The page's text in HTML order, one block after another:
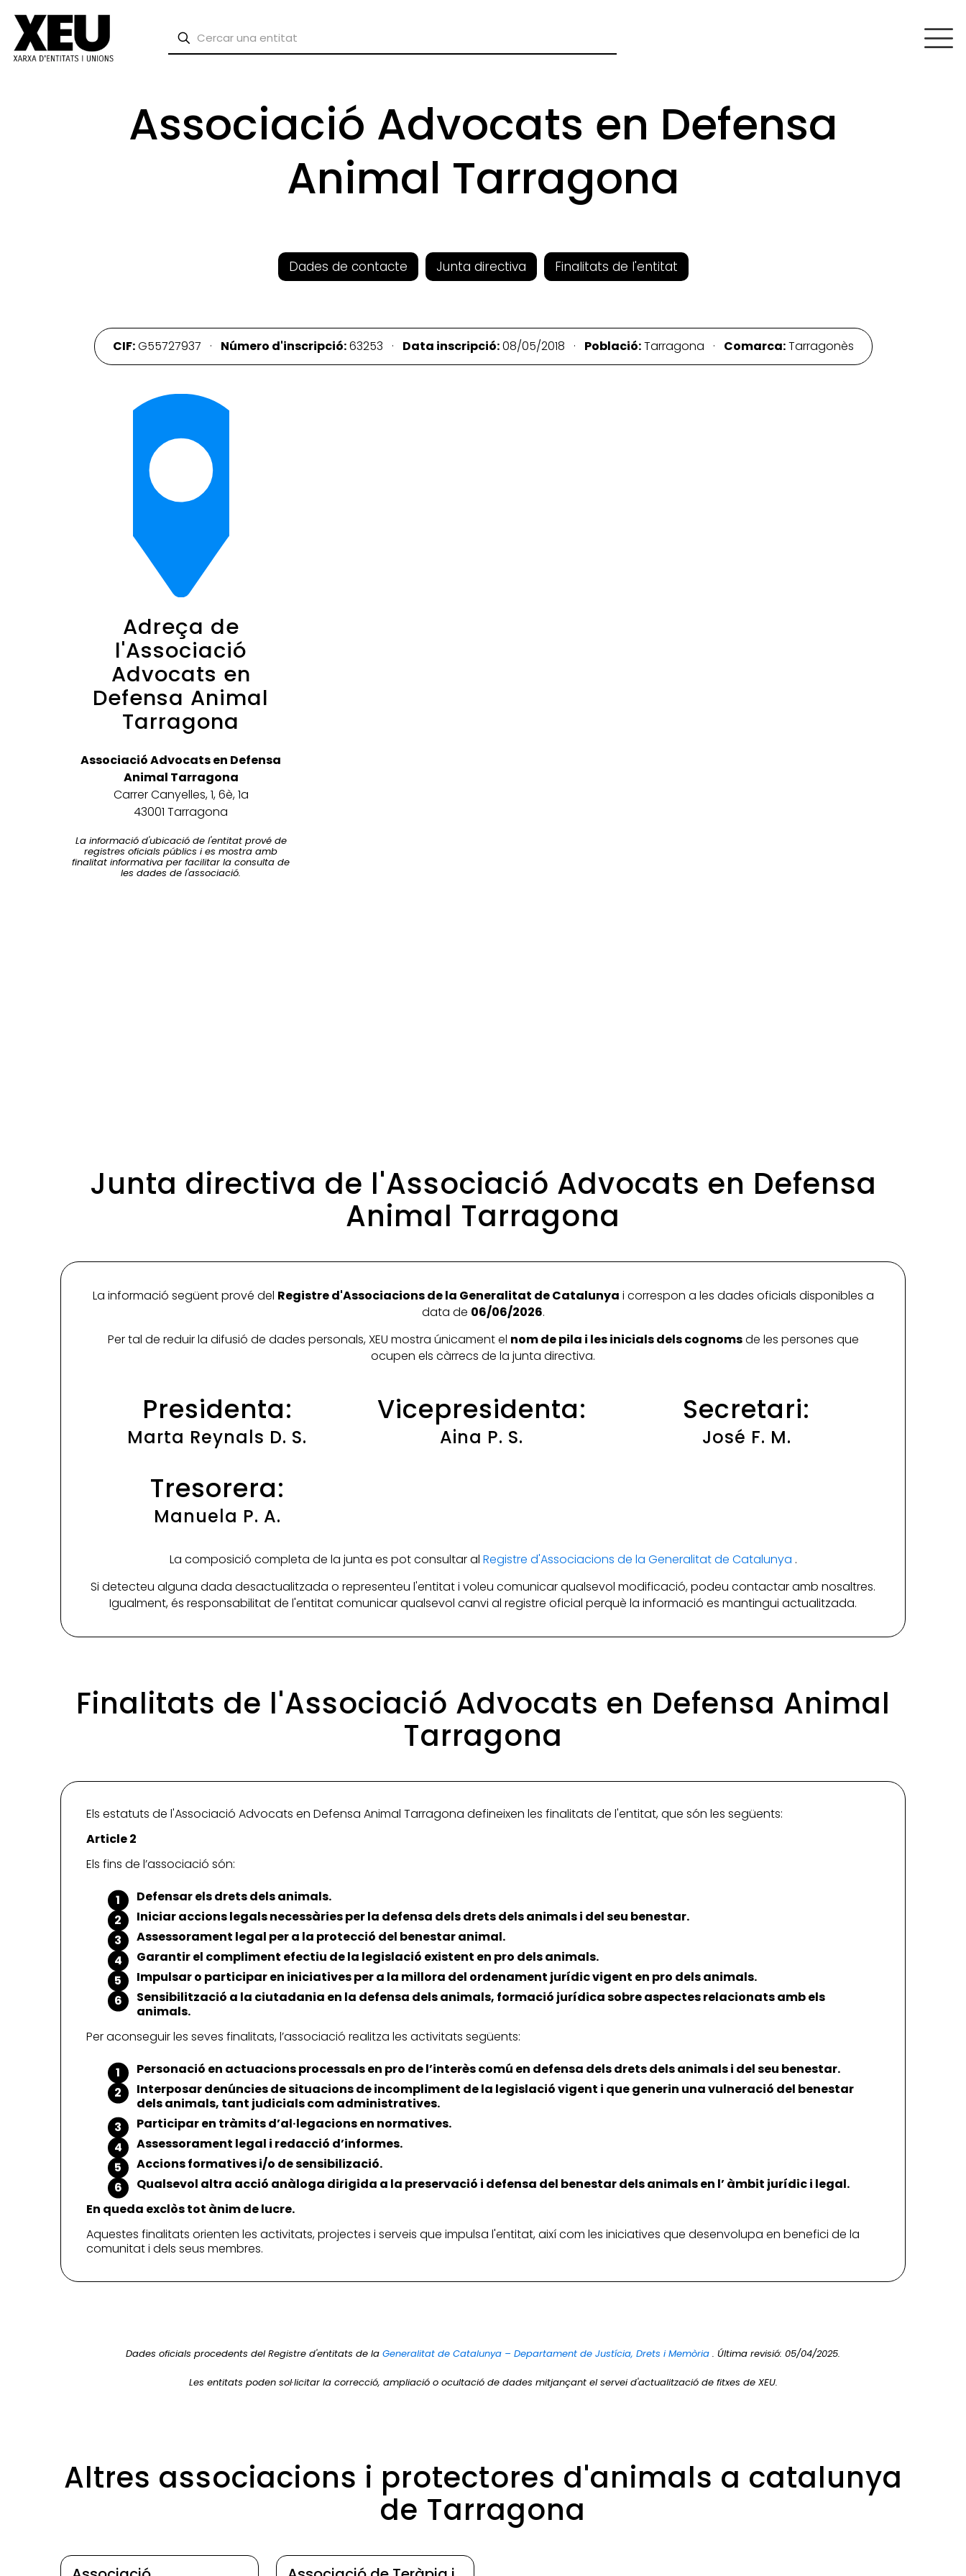
Associació Advocats en Defensa
Animal Tarragona
Dades de contacte Junta directiva Finalitats de l'entitat
CIF:G55727937 · Número d'inscripció:63253 · Data inscripció:08/05/2018 · Població:Tarragona · Comarca:Tarragonès
Adreça de
l'Associació
Advocats en
Defensa Animal
Tarragona
Associació Advocats en Defensa
Animal Tarragona
Carrer Canyelles, 1, 6è, 1a
43001 Tarragona
La informació d'ubicació de l'entitat prové de
registres oficials públics i es mostra amb
finalitat informativa per facilitar la consulta de
les dades de l'associació.
Junta directiva de l'Associació Advocats en Defensa
Animal Tarragona
La informació següent prové del Registre d'Associacions de la Generalitat de Catalunya i correspon a les dades oficials disponibles a
data de 06/06/2026.
Per tal de reduir la difusió de dades personals, XEU mostra únicament el nom de pila i les inicials dels cognomsde les persones que
ocupen els càrrecs de la junta directiva.
Presidenta:
Marta Reynals D. S.
Vicepresidenta:
Aina P. S.
Secretari:
José F. M.
Tresorera:
Manuela P. A.
La composició completa de la junta es pot consultar al Registre d'Associacions de la Generalitat de Catalunya .
Si detecteu alguna dada desactualitzada o representeu l'entitat i voleu comunicar qualsevol modificació, podeu contactar amb nosaltres.
Igualment, és responsabilitat de l'entitat comunicar qualsevol canvi al registre oficial perquè la informació es mantingui actualitzada.
Finalitats de l'Associació Advocats en Defensa Animal
Tarragona
Els estatuts de l'Associació Advocats en Defensa Animal Tarragona defineixen les finalitats de l'entitat, que són les següents:
Article 2
Els fins de l’associació són:
Defensar els drets dels animals.
Iniciar accions legals necessàries per la defensa dels drets dels animals i del seu benestar.
Assessorament legal per a la protecció del benestar animal.
Garantir el compliment efectiu de la legislació existent en pro dels animals.
Impulsar o participar en iniciatives per a la millora del ordenament jurídic vigent en pro dels animals.
Sensibilització a la ciutadania en la defensa dels animals, formació jurídica sobre aspectes relacionats amb els
animals.
Per aconseguir les seves finalitats, l’associació realitza les activitats següents:
Personació en actuacions processals en pro de l’interès comú en defensa dels drets dels animals i del seu benestar.
Interposar denúncies de situacions de incompliment de la legislació vigent i que generin una vulneració del benestar
dels animals, tant judicials com administratives.
Participar en tràmits d’al·legacions en normatives.
Assessorament legal i redacció d’informes.
Accions formatives i/o de sensibilizació.
Qualsevol altra acció anàloga dirigida a la preservació i defensa del benestar dels animals en l’ àmbit jurídic i legal.
En queda exclòs tot ànim de lucre.
Aquestes finalitats orienten les activitats, projectes i serveis que impulsa l'entitat, així com les iniciatives que desenvolupa en benefici de la
comunitat i dels seus membres.
Dades oficials procedents del Registre d'entitats de la Generalitat de Catalunya – Departament de Justícia, Drets i Memòria . Última revisió: 05/04/2025.
Les entitats poden sol·licitar la correcció, ampliació o ocultació de dades mitjançant el servei d'actualització de fitxes de XEU.
Altres associacions i protectores d'animals a catalunya
de Tarragona